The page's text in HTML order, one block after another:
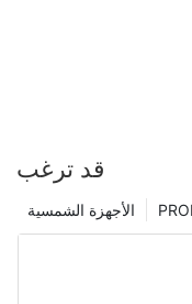
قد ترغب
الأجهزة الشمسية